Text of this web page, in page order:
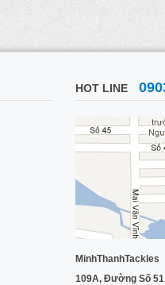
HOT LINE
MinhThanhTackles
109A, Đường Số